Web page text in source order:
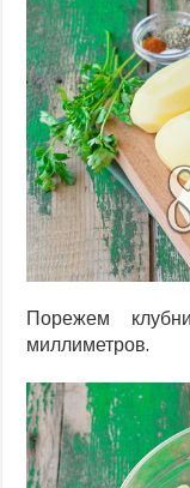
Порежем
миллиметров.